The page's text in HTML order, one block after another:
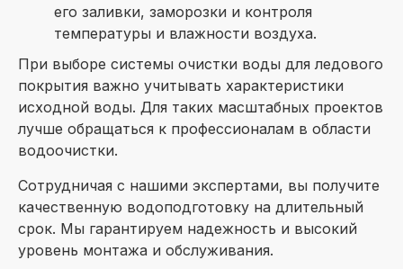
его заливки, заморозки и контроля
температуры и влажности воздуха.
При выборе системы очистки воды для ледового
покрытия важно учитывать характеристики
исходной воды. Для таких масштабных проектов
лучше обращаться к профессионалам в области
водоочистки.
Сотрудничая с нашими экспертами, вы получите
качественную водоподготовку на длительный
срок. Мы гарантируем надежность и высокий
уровень монтажа и обслуживания.